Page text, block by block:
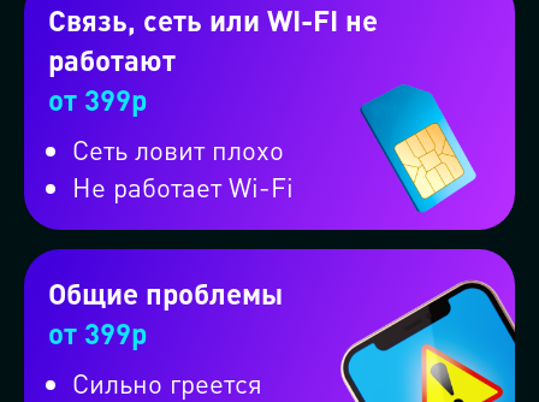
Проконсультируем бесплатно в
Проконсультируем бесплатно в
ВКонтакте
Проконсультируем бесплатно в
WhatsApp
Связь, сеть или WI-FI не
работают
от 399р
Сеть ловит плохо
Не работает Wi-Fi
Общие проблемы
от 399р
Сильно греется